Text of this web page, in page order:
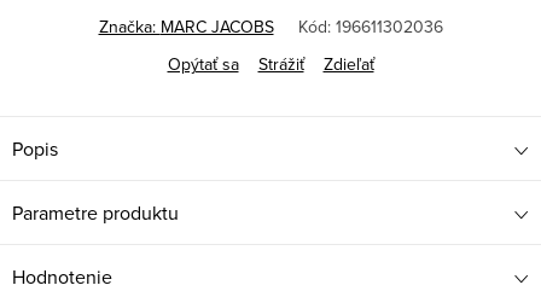
Značka: MARC JACOBS Kód: 196611302036
Opýtať sa
Strážiť Zdieľať
Popis
Parametre produktu
Hodnotenie